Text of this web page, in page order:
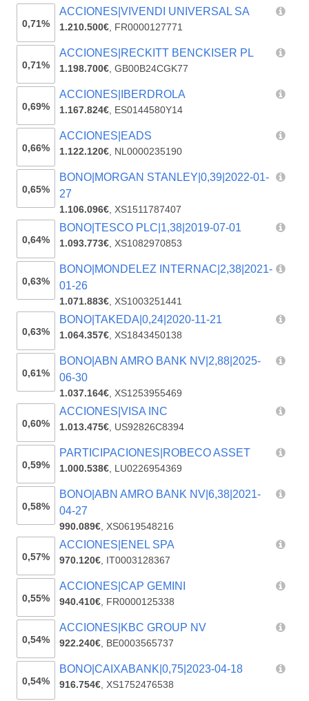
0,71%
ACCIONES|VIVENDI UNIVERSAL SA
1.210.500€, FR0000127771
0,71%
ACCIONES|RECKITT BENCKISER PL
1.198.700€,GB00B24CGK77
0,69%
ACCIONES|IBERDROLA
1.167.824€, ES0144580Y14
0,66%
ACCIONES|EADS
1.122.120€, NL0000235190
0,65%
BONO|MORGAN STANLEY|0,39|2022-01-
27
1.106.096€,XS1511787407
0,64%
BONO|TESCO PLC|1,38|2019-07-01
1.093.773€,XS1082970853
0,63%
BONO|MONDELEZ INTERNAC|2,38|2021-
01-26
1.071.883€,XS1003251441
0,63%
BONO|TAKEDA|0,24|2020-11-21
1.064.357€,XS1843450138
0,61%
BONO|ABN AMRO BANK NV|2,88|2025-
06-30
1.037.164€,XS1253955469
0,60%
ACCIONES|VISA INC
1.013.475€, US92826C8394
0,59%
PARTICIPACIONES|ROBECO ASSET
1.000.538€, LU0226954369
0,58%
BONO|ABN AMRO BANK NV|6,38|2021-
04-27
990.089€,XS0619548216
0,57%
ACCIONES|ENEL SPA
970.120€, IT0003128367
0,55%
ACCIONES|CAP GEMINI
940.410€, FR0000125338
0,54%
ACCIONES|KBC GROUP NV
922.240€, BE0003565737
0,54%
BONO|CAIXABANK|0,75|2023-04-18
916.754€,XS1752476538